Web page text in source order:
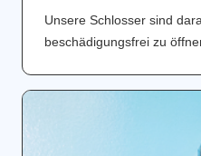
Unsere Schlosser sind
beschädigungsfrei zu